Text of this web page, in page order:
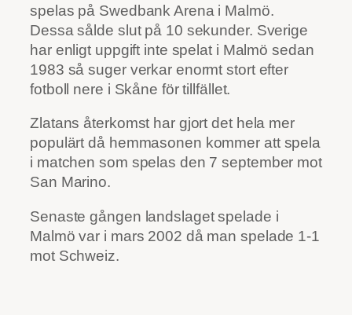
spelas på Swedbank Arena i Malmö.
Dessa sålde slut på 10 sekunder. Sverige
har enligt uppgift inte spelat i Malmö sedan
1983 så suger verkar enormt stort efter
fotboll nere i Skåne för tillfället.
Zlatans återkomst har gjort det hela mer
populärt då hemmasonen kommer att spela
i matchen som spelas den 7 september mot
San Marino.
Senaste gången landslaget spelade i
Malmö var i mars 2002 då man spelade 1-1
mot Schweiz.